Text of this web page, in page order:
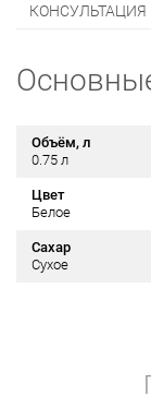
КОНСУЛЬТАЦИЯ
Объём, л
0.75 л
Цвет
Белое
Сахар
Сухое